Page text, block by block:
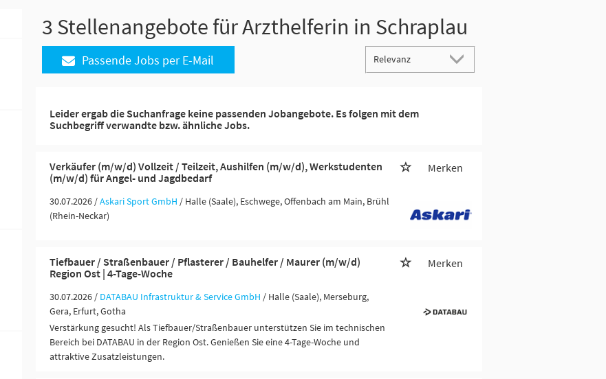
3 Stellenangebote für Arzthelferin in Schraplau
Passende Jobs per E-Mail
Leider ergab die Suchanfrage keine passenden Jobangebote. Es folgen mit dem
Suchbegriff verwandte bzw. ähnliche Jobs.
Verkäufer (m/w/d) Vollzeit / Teilzeit, Aushilfen (m/w/d), Werkstudenten
(m/w/d) für Angel- und Jagdbedarf
Merken
30.07.2026 /Askari Sport GmbH / Halle (Saale), Eschwege, Offenbach am Main, Brühl
(Rhein-Neckar)
Tiefbauer / Straßenbauer / Pflasterer / Bauhelfer / Maurer (m/w/d)
Region Ost | 4-Tage-Woche
Merken
30.07.2026 / DATABAU Infrastruktur & Service GmbH / Halle (Saale), Merseburg,
Gera, Erfurt, Gotha
Verstärkung gesucht! Als Tiefbauer/Straßenbauer unterstützen Sie im technischen
Bereich bei DATABAU in der Region Ost. Genießen Sie eine 4-Tage-Woche und
attraktive Zusatzleistungen.